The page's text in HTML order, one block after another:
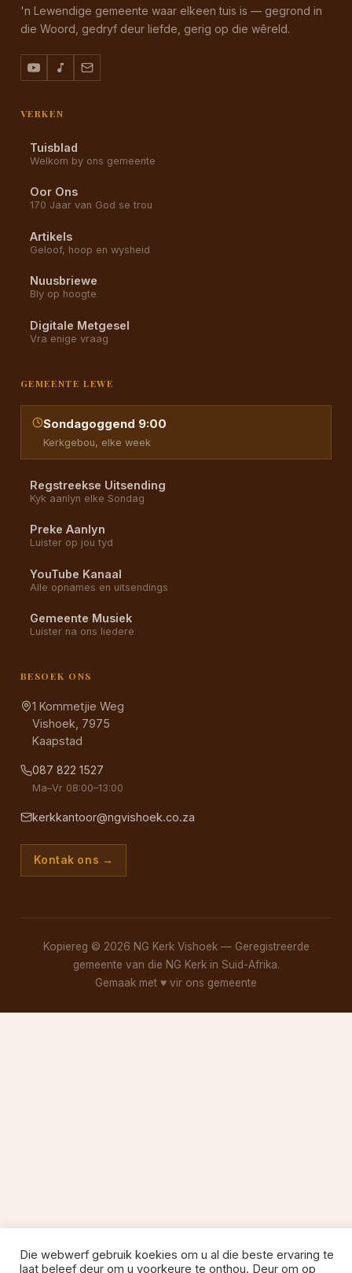
'n Lewendige gemeente waar elkeen tuis is — gegrond in
die Woord, gedryf deur liefde, gerig op die wêreld.
VERKEN
Tuisblad
Welkom by ons gemeente
Oor Ons
170 Jaar van God se trou
Artikels
Geloof, hoop en wysheid
Nuusbriewe
Bly op hoogte
Digitale Metgesel
Vra enige vraag
GEMEENTE LEWE
Sondagoggend 9:00
Kerkgebou, elke week
Regstreekse Uitsending
Kyk aanlyn elke Sondag
Preke Aanlyn
Luister op jou tyd
YouTube Kanaal
Alle opnames en uitsendings
Gemeente Musiek
Luister na ons liedere
BESOEK ONS
1 Kommetjie Weg
Vishoek, 7975
Kaapstad
087 822 1527
Ma–Vr 08:00–13:00
kerkkantoor@ngvishoek.co.za
Kontak ons →
Kopiereg © 2026 NG Kerk Vishoek — Geregistreerde
gemeente van die NG Kerk in Suid-Afrika.
Gemaak met ♥ vir ons gemeente
Die webwerf gebruik koekies om u al die beste ervaring te
laat beleef deur om u voorkeure te onthou. Deur om op